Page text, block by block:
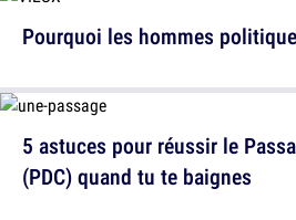
5 astuces pour réussir le
(PDC) quand tu te baignes
Pourquoi les hommes